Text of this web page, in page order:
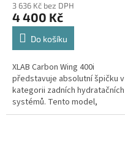
3 636 Kč bez DPH
4 400 Kč
Do košíku
XLAB Carbon Wing 400i
představuje absolutní špičku v
kategorii zadních hydratačních
systémů. Tento model,
vyrobený z vysoce kvalitních